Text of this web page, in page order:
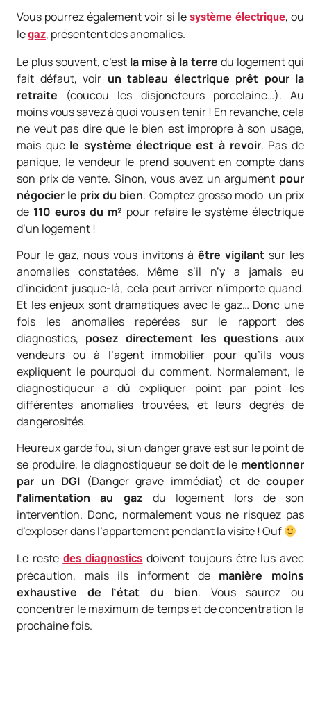
Vous pourrez également voir si le système électrique, ou
legaz, présentent des anomalies.
Le plus souvent, c’est la mise à la terre du logement qui
fait défaut, voir un tableau électrique prêt pour la
retraite (coucou les disjoncteurs porcelaine…). Au
moins vous savez à quoi vous en tenir ! En revanche, cela
ne veut pas dire que le bien est impropre à son usage,
mais que le système électrique est à revoir. Pas de
panique, le vendeur le prend souvent en compte dans
son prix de vente. Sinon, vous avez un argument pour
négocier le prix du bien. Comptez grosso modo un prix
de 110 euros du m² pour refaire le système électrique
d’un logement !
Pour le gaz, nous vous invitons à être vigilantsur les
anomalies constatées. Même s’il n’y a jamais eu
d’incident jusque-là, cela peut arriver n’importe quand.
Et les enjeux sont dramatiques avec le gaz… Donc une
fois les anomalies repérées sur le rapport des
diagnostics, posez directement les questions aux
vendeurs ou à l’agent immobilier pour qu’ils vous
expliquent le pourquoi du comment. Normalement, le
diagnostiqueur a dû expliquer point par point les
différentes anomalies trouvées, et leurs degrés de
dangerosités.
Heureux garde fou, si un danger grave est sur le point de
se produire, le diagnostiqueur se doit de le mentionner
par un DGI (Danger grave immédiat) et de couper
l’alimentation au gaz du logement lors de son
intervention. Donc, normalement vous ne risquez pas
d’exploser dans l’appartement pendant la visite ! Ouf
Le reste des diagnostics doivent toujours être lus avec
précaution, mais ils informent de manière moins
exhaustive de l’état du bien. Vous saurez ou
concentrer le maximum de temps et de concentration la
prochaine fois.